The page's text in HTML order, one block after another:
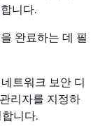
니다.
완료하는 데 필
트워크 보안 디
리자를 지정하
니다.